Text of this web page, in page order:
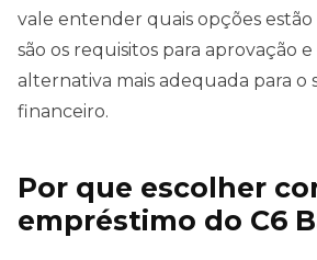
vale entender quais opções estão
são os requisitos para aprovação
alternativa mais adequada para o
financeiro.
Por que escolher
empréstimo do C6